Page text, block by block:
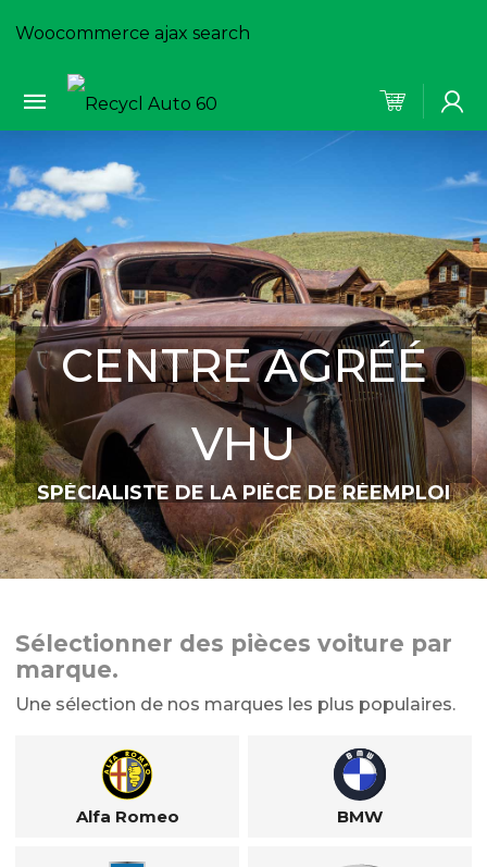
Woocommerce ajax search
CENTRE AGRÉÉ
VHU
SPÉCIALISTE DE LA PIÈCE DE RÉEMPLOI
Sélectionner des pièces voiture par
marque.
Une sélection de nos marques les plus populaires.
Alfa Romeo BMW